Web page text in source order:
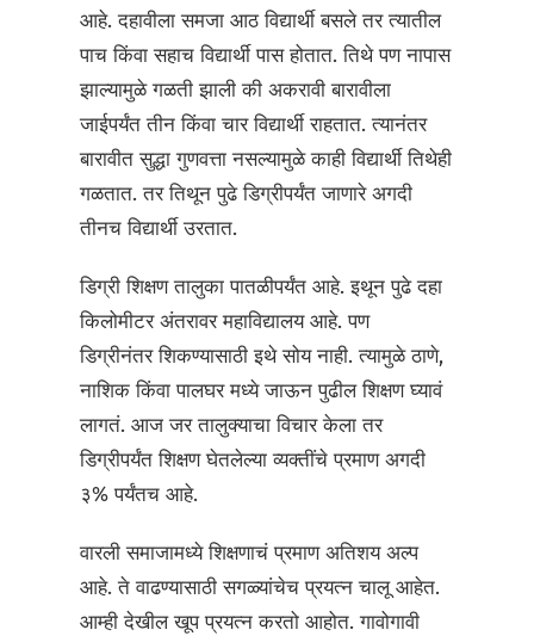
आहे. दहावीला समजा आठ विद्यार्थी बसले तर त्यातील
पाच किंवा सहाच विद्यार्थी पास होतात. तिथे पण नापास
झाल्यामुळे गळती झाली की अकरावी बारावीला
जाईपर्यंत तीन किंवा चार विद्यार्थी राहतात. त्यानंतर
बारावीत सुद्धा गुणवत्ता नसल्यामुळे काही विद्यार्थी तिथेही
गळतात. तर तिथून पुढे डिग्रीपर्यंत जाणारे अगदी
तीनच विद्यार्थी उरतात.
डिग्री शिक्षण तालुका पातळीपर्यंत आहे. इथून पुढे दहा
किलोमीटर अंतरावर महाविद्यालय आहे. पण
डिग्रीनंतर शिकण्यासाठी इथे सोय नाही. त्यामुळे ठाणे,
नाशिक किंवा पालघर मध्ये जाऊन पुढील शिक्षण घ्यावं
लागतं. आज जर तालुक्याचा विचार केला तर
डिग्रीपर्यंत शिक्षण घेतलेल्या व्यक्तींचे प्रमाण अगदी
३% पर्यंतच आहे.
वारली समाजामध्ये शिक्षणाचं प्रमाण अतिशय अल्प
आहे. ते वाढण्यासाठी सगळ्यांचेच प्रयत्न चालू आहेत.
आम्ही देखील खूप प्रयत्न करतो आहोत. गावोगावी